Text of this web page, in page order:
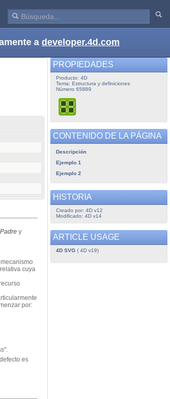
a developer.4d.com
y
cuya
por:
es
PROPIEDADES
Producto: 4D
Tema: Estructura y definiciones
Número 65889
CONTENIDO DE LA PÁGINA
Descripción
Ejemplo 1
Ejemplo 2
HISTORIA
Creado por: 4D v12
Modificado: 4D v14
ARTICLE USAGE
4D SVG( 4D v19)